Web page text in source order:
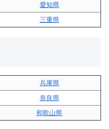
愛知県
三重県
兵庫県
奈良県
和歌山県